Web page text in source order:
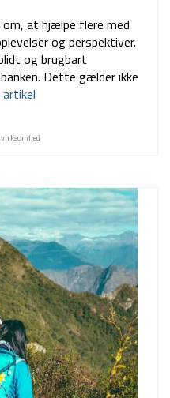
om, at hjælpe flere med
og perspektiver.
og brugbart
Dette gælder ikke
artikel
virksomhed